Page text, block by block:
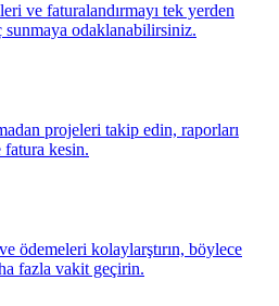
ve faturalandırmayı tek yerden
odaklanabilirsiniz.
projeleri takip edin, raporları
fatura kesin.
ödemeleri kolaylarştırın, böylece
fazla vakit geçirin.